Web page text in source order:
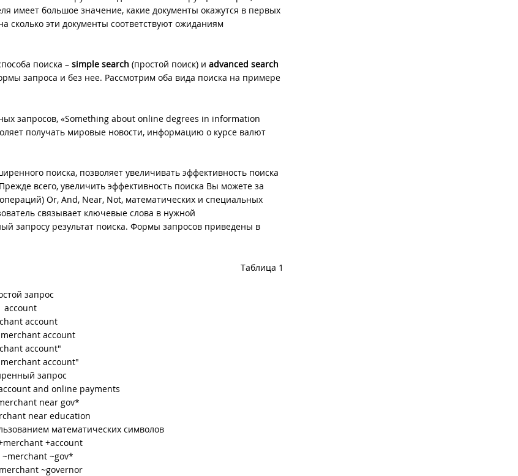
имеет большое значение, какие документы окажутся в первых
сколько эти документы соответствуют ожиданиям
поиска – simple search (простой поиск) и advanced search
запроса и без нее. Рассмотрим оба вида поиска на примере
запросов, «Something about online degrees in information
получать мировые новости, информацию о курсе валют
поиска, позволяет увеличивать эффективность поиска
всего, увеличить эффективность поиска Вы можете за
Or, And, Near, Not, математических и специальных
связывает ключевые слова в нужной
запросу результат поиска. Формы запросов приведены в
Таблица 1
запрос
account
account
account
account"
account"
запрос
and online payments
near gov*
near education
математических символов
+account
~gov*
~governor